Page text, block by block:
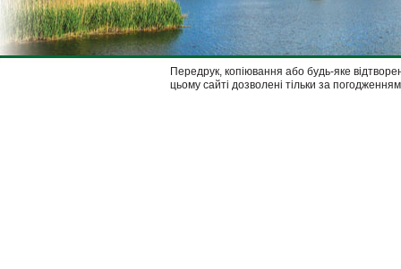
Передрук, копіювання або будь-яке
цьому сайті дозволені тільки за